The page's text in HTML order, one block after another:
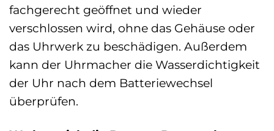
fachgerecht geöffnet und wieder
verschlossen wird, ohne das Gehäuse oder
das Uhrwerk zu beschädigen. Außerdem
kann der Uhrmacher die Wasserdichtigkeit
der Uhr nach dem Batteriewechsel
überprüfen.